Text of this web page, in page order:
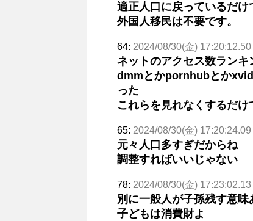
適正人口に戻っているだけ
外国人移民は不要です。
64: 2024/08/30(金) 17:20:12.50
ネットのアクセス数ランキ
dmmとかpornhubとか
った
これらを見れなくするだ
65: 2024/08/30(金) 17:20:24.09
元々人口多すぎだからね
調整すればいいじゃない
78: 2024/08/30(金) 17:23:02.13
別に一般人が子孫残す意味
子どもは消費財よ